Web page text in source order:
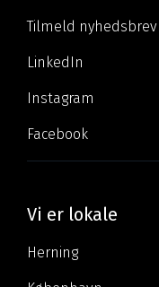
Tilmeld nyhedsbrev
LinkedIn
Instagram
Facebook
Vi er lokale
Herning